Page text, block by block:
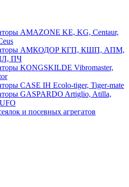
AMAZONE KE, KG, Centaur,
АМКОДОР КГП, КШП, АПМ,
ПЧ
KONGSKILDE Vibromaster,
CASE IH Ecolo-tiger, Tiger-mate
GASPARDO Artiglio, Atilla,
и посевных агрегатов